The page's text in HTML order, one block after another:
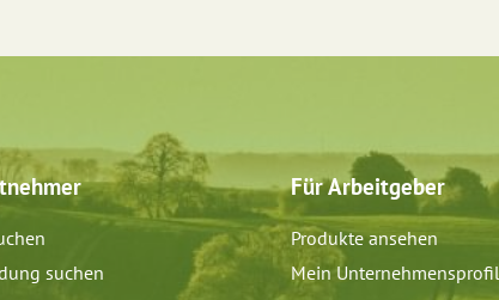
suchen
Für Arbeitgeber
Produkte ansehen
Mein Unternehmensprofil